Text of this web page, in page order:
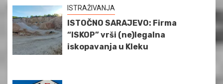
ISTRAŽIVANJA
ISTOČNO SARAJEVO: Firma
“ISKOP” vrši (ne)legalna
iskopavanja u Kleku